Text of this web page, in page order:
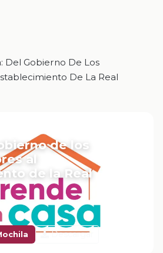
Del Gobierno De Los
De La Real
de los
al
de la Real
Descargar